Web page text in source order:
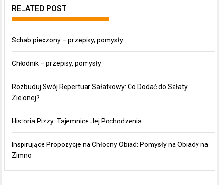
RELATED POST
Schab pieczony – przepisy, pomysły
Chłodnik – przepisy, pomysły
Rozbuduj Swój Repertuar Sałatkowy: Co Dodać do Sałaty
Zielonej?
Historia Pizzy: Tajemnice Jej Pochodzenia
Inspirujące Propozycje na Chłodny Obiad: Pomysły na Obiady na
Zimno